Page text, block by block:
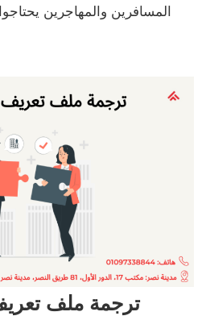
المسافرين والمهاجرين
ترجمة ملف